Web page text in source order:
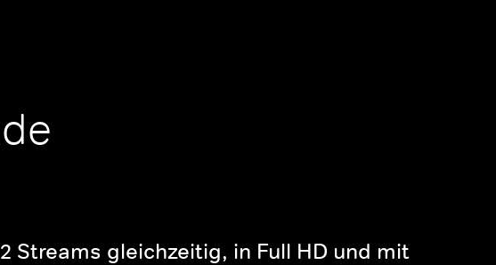
Streams gleichzeitig, in Full HD und mit